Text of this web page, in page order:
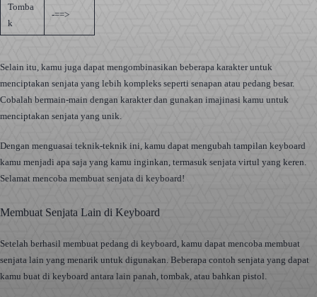
Tomba
k
-==>
Selain itu, kamu juga dapat mengombinasikan beberapa karakter untuk
menciptakan senjata yang lebih kompleks seperti senapan atau pedang besar.
Cobalah bermain-main dengan karakter dan gunakan imajinasi kamu untuk
menciptakan senjata yang unik.
Dengan menguasai teknik-teknik ini, kamu dapat mengubah tampilan keyboard
kamu menjadi apa saja yang kamu inginkan, termasuk senjata virtul yang keren.
Selamat mencoba membuat senjata di keyboard!
Membuat Senjata Lain di Keyboard
Setelah berhasil membuat pedang di keyboard, kamu dapat mencoba membuat
senjata lain yang menarik untuk digunakan. Beberapa contoh senjata yang dapat
kamu buat di keyboard antara lain panah, tombak, atau bahkan pistol.